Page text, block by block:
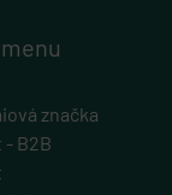
značka
B2B